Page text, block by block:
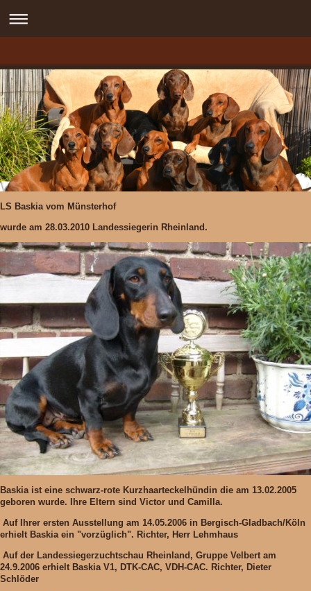
LS Baskia vom Münsterhof
wurde am 28.03.2010 Landessiegerin Rheinland.
Baskia ist eine schwarz-rote Kurzhaarteckelhündin die am 13.02.2005
geboren wurde. Ihre Eltern sind Victor und Camilla.
Auf Ihrer ersten Ausstellung am 14.05.2006 in Bergisch-Gladbach/Köln
erhielt Baskia ein "vorzüglich". Richter, Herr Lehmhaus
Auf der Landessiegerzuchtschau Rheinland, Gruppe Velbert am
24.9.2006 erhielt Baskia V1, DTK-CAC, VDH-CAC. Richter, Dieter
Schlöder